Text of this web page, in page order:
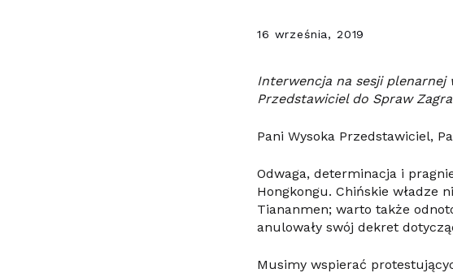
16 września, 2019
Interwencja na sesji plenarnej
Przedstawiciel do Spraw
Pani Wysoka Przedstawiciel,
Odwaga, determinacja i
Hongkongu. Chińskie władze
Tiananmen; warto także
anulowały swój dekret
Musimy wspierać